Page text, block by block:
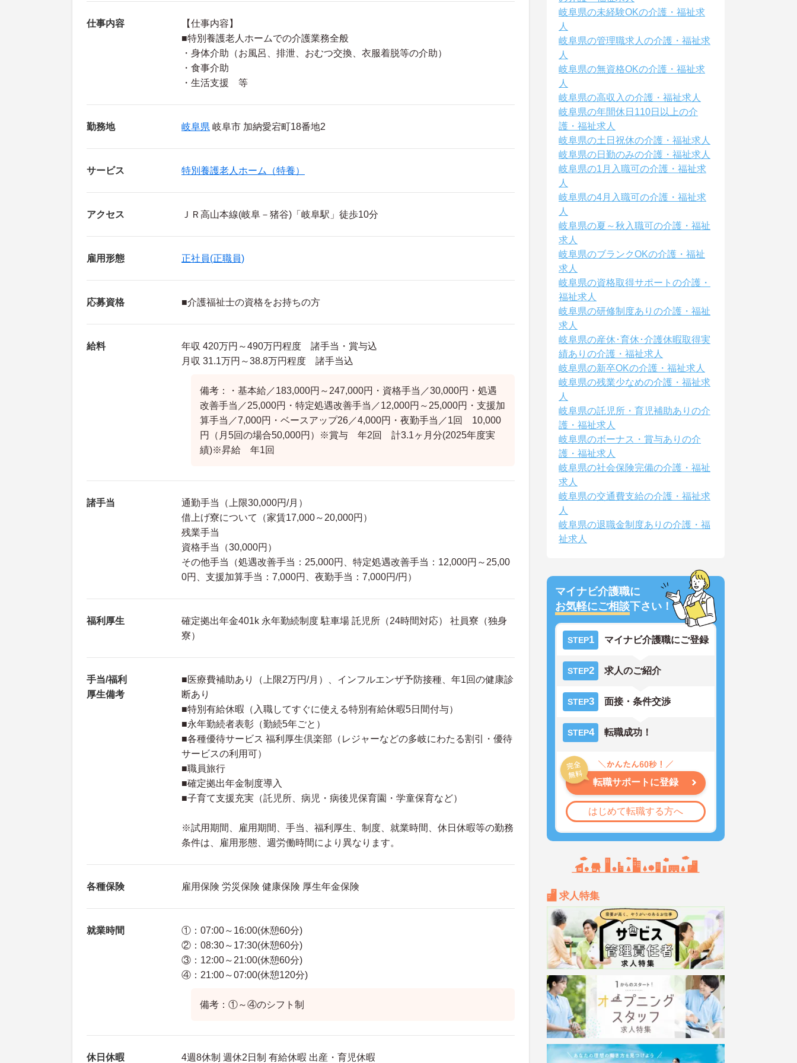
仕事内容
【仕事内容】
■特別養護老人ホームでの介護業務全般
・身体介助（お風呂、排泄、おむつ交換、衣服着脱等の介助）
・食事介助
・生活支援 等
勤務地 岐阜県 岐阜市 加納愛宕町18番地2
サービス 特別養護老人ホーム（特養）
アクセス ＪＲ高山本線(岐阜－猪谷)「岐阜駅」徒歩10分
雇用形態 正社員(正職員)
応募資格 ■介護福祉士の資格をお持ちの方
給料
年収 420万円～490万円程度 諸手当・賞与込
月収 31.1万円～38.8万円程度 諸手当込
備考：・基本給／183,000円～247,000円・資格手当／30,000円・処遇
改善手当／25,000円・特定処遇改善手当／12,000円～25,000円・支援加
算手当／7,000円・ベースアップ26／4,000円・夜勤手当／1回 10,000
円（月5回の場合50,000円）※賞与 年2回 計3.1ヶ月分(2025年度実
績)※昇給 年1回
諸手当
通勤手当（上限30,000円/月）
借上げ寮について（家賃17,000～20,000円）
残業手当
資格手当（30,000円）
その他手当（処遇改善手当：25,000円、特定処遇改善手当：12,000円～25,00
0円、支援加算手当：7,000円、夜勤手当：7,000円/円）
福利厚生
確定拠出年金401k 永年勤続制度 駐車場 託児所（24時間対応） 社員寮（独身
寮）
手当/福利
厚生備考
■医療費補助あり（上限2万円/月）、インフルエンザ予防接種、年1回の健康診
断あり
■特別有給休暇（入職してすぐに使える特別有給休暇5日間付与）
■永年勤続者表彰（勤続5年ごと）
■各種優待サービス 福利厚生倶楽部（レジャーなどの多岐にわたる割引・優待
サービスの利用可）
■職員旅行
■確定拠出年金制度導入
■子育て支援充実（託児所、病児・病後児保育園・学童保育など）
※試用期間、雇用期間、手当、福利厚生、制度、就業時間、休日休暇等の勤務
条件は、雇用形態、週労働時間により異なります。
各種保険 雇用保険 労災保険 健康保険 厚生年金保険
就業時間
①：07:00～16:00(休憩60分)
②：08:30～17:30(休憩60分)
③：12:00～21:00(休憩60分)
④：21:00～07:00(休憩120分)
備考：①～④のシフト制
休日休暇 4週8休制 週休2日制 有給休暇 出産・育児休暇
岐阜県の未経験OKの介護・福祉求
人
岐阜県の管理職求人の介護・福祉求
人
岐阜県の無資格OKの介護・福祉求
人
岐阜県の高収入の介護・福祉求人
岐阜県の年間休日110日以上の介
護・福祉求人
岐阜県の土日祝休の介護・福祉求人
岐阜県の日勤のみの介護・福祉求人
岐阜県の1月入職可の介護・福祉求
人
岐阜県の4月入職可の介護・福祉求
人
岐阜県の夏～秋入職可の介護・福祉
求人
岐阜県のブランクOKの介護・福祉
求人
岐阜県の資格取得サポートの介護・
福祉求人
岐阜県の研修制度ありの介護・福祉
求人
岐阜県の産休･育休･介護休暇取得実
績ありの介護・福祉求人
岐阜県の新卒OKの介護・福祉求人
岐阜県の残業少なめの介護・福祉求
人
岐阜県の託児所・育児補助ありの介
護・福祉求人
岐阜県のボーナス・賞与ありの介
護・福祉求人
岐阜県の社会保険完備の介護・福祉
求人
岐阜県の交通費支給の介護・福祉求
人
岐阜県の退職金制度ありの介護・福
祉求人
マイナビ介護職に
お気軽にご相談下さい！
STEP1 マイナビ介護職にご登録
STEP2 求人のご紹介
STEP3 面接・条件交渉
STEP4 転職成功！
転職サポートに登録
はじめて転職する方へ
求人特集